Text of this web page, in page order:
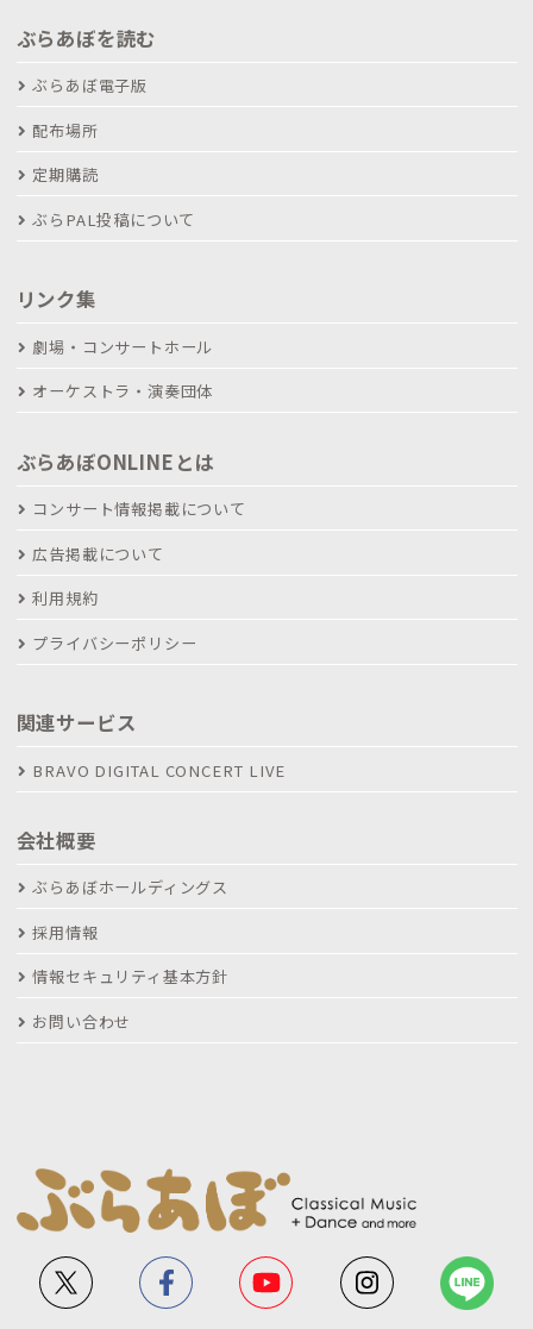
ぶらあぼを読む
ぶらあぼ電子版
配布場所
定期購読
ぶらPAL投稿について
リンク集
劇場・コンサートホール
オーケストラ・演奏団体
ぶらあぼONLINEとは
コンサート情報掲載について
広告掲載について
利用規約
プライバシーポリシー
関連サービス
BRAVO DIGITAL CONCERT LIVE
会社概要
ぶらあぼホールディングス
採用情報
情報セキュリティ基本方針
お問い合わせ